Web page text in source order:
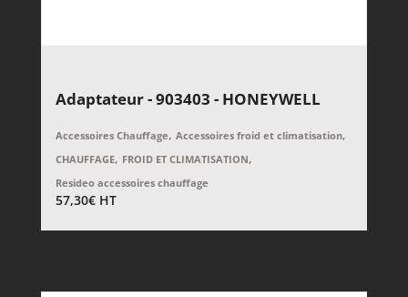
Adaptateur - 903403 - HONEYWELL
Accessoires Chauffage, Accessoires froid et climatisation,
CHAUFFAGE, FROID ET CLIMATISATION,
Resideo accessoires chauffage
57,30€ HT